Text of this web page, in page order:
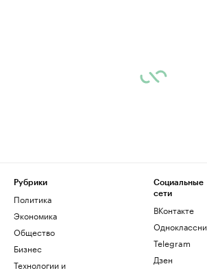
Рубрики
Политика
Экономика
Общество
Бизнес
Технологии и
Социальные
сети
ВКонтакте
Telegram
Дзен